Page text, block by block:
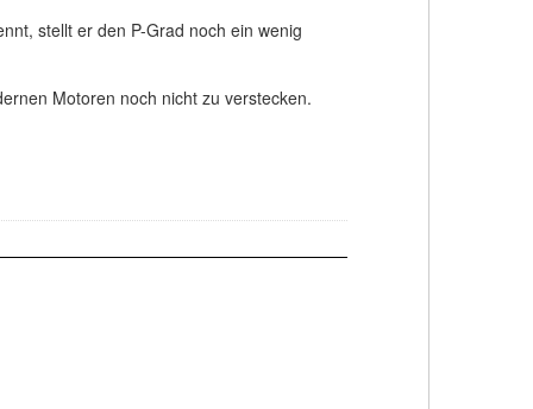
stellt er den P-Grad noch ein wenig
Motoren noch nicht zu verstecken.